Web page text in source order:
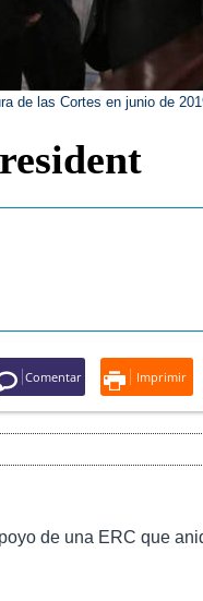
de las Cortes en junio de
Comentar Imprimir
de una ERC que